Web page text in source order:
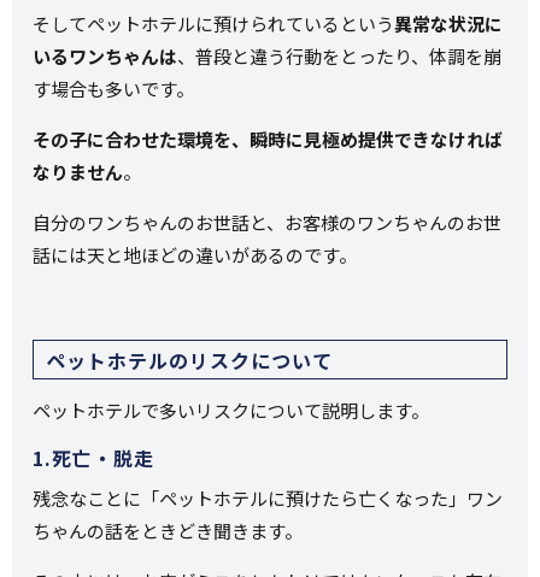
そしてペットホテルに預けられているという異常な状況に
いるワンちゃんは、普段と違う行動をとったり、体調を崩
す場合も多いです。
その子に合わせた環境を、瞬時に見極め提供できなければ
なりません。
自分のワンちゃんのお世話と、お客様のワンちゃんのお世
話には天と地ほどの違いがあるのです。
ペットホテルのリスクについて
ペットホテルで多いリスクについて説明します。
1.死亡・脱走
残念なことに「ペットホテルに預けたら亡くなった」ワン
ちゃんの話をときどき聞きます。